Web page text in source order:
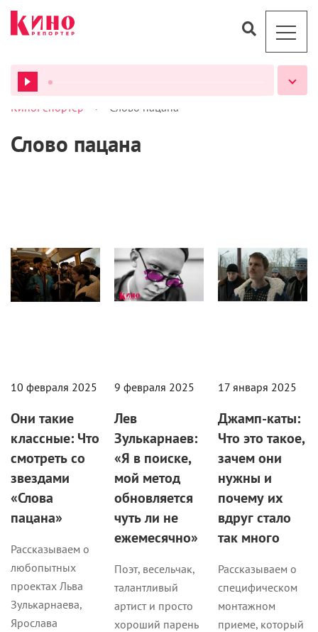
ВСЕ ПОДКАСТЫ
КиноРепортер > Слово пацана
Слово пацана
10 февраля 2025
Они такие
классные: Что
смотреть со
звездами
«Слова
пацана»
Рассказываем о
любопытных
проектах Льва
Зулькарнаева,
Ярослава
9 февраля 2025
Лев
Зулькарнаев:
«Я в поиске,
мой метод
обновляется
чуть ли не
ежемесячно»
Поэт, весельчак,
талантливый
артист и просто
хороший парень
17 января 2025
Джамп-каты:
Что это такое,
зачем они
нужны и
почему их
вдруг стало
так много
Рассказываем о
специфическом
монтажном
приеме, который